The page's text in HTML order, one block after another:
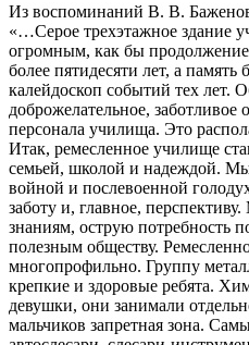
Из воспоминаний В. В.
«…Серое трехэтажное здание
огромным, как бы
более пятидесяти лет, а
калейдоскоп событий тех
доброжелательное,
персонала училища. Это
Итак, ремесленное училище
семьей, школой и надеждой.
войной и послевоенной
заботу и, главное,
знаниям, острую потребность
полезным обществу.
многопрофильно. Группу
крепкие и здоровые ребята.
девушки, они занимали
мальчиков запретная зона.